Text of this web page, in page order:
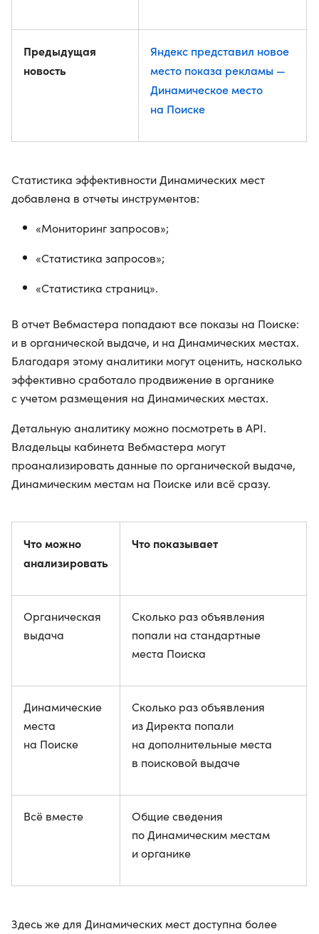
Предыдущая
новость
Яндекс представил новое
место показа рекламы —
Динамическое место
на Поиске
Статистика эффективности Динамических мест
добавлена в отчеты инструментов:
«Мониторинг запросов»;
«Статистика запросов»;
«Статистика страниц».
В отчет Вебмастера попадают все показы на Поиске:
и в органической выдаче, и на Динамических местах.
Благодаря этому аналитики могут оценить, насколько
эффективно сработало продвижение в органике
с учетом размещения на Динамических местах.
Детальную аналитику можно посмотреть в API.
Владельцы кабинета Вебмастера могут
проанализировать данные по органической выдаче,
Динамическим местам на Поиске или всё сразу.
Что можно
анализировать
Что показывает
Органическая
выдача
Сколько раз объявления
попали на стандартные
места Поиска
Динамические
места
на Поиске
Сколько раз объявления
из Директа попали
на дополнительные места
в поисковой выдаче
Всё вместе
Общие сведения
по Динамическим местам
и органике
Здесь же для Динамических мест доступна более